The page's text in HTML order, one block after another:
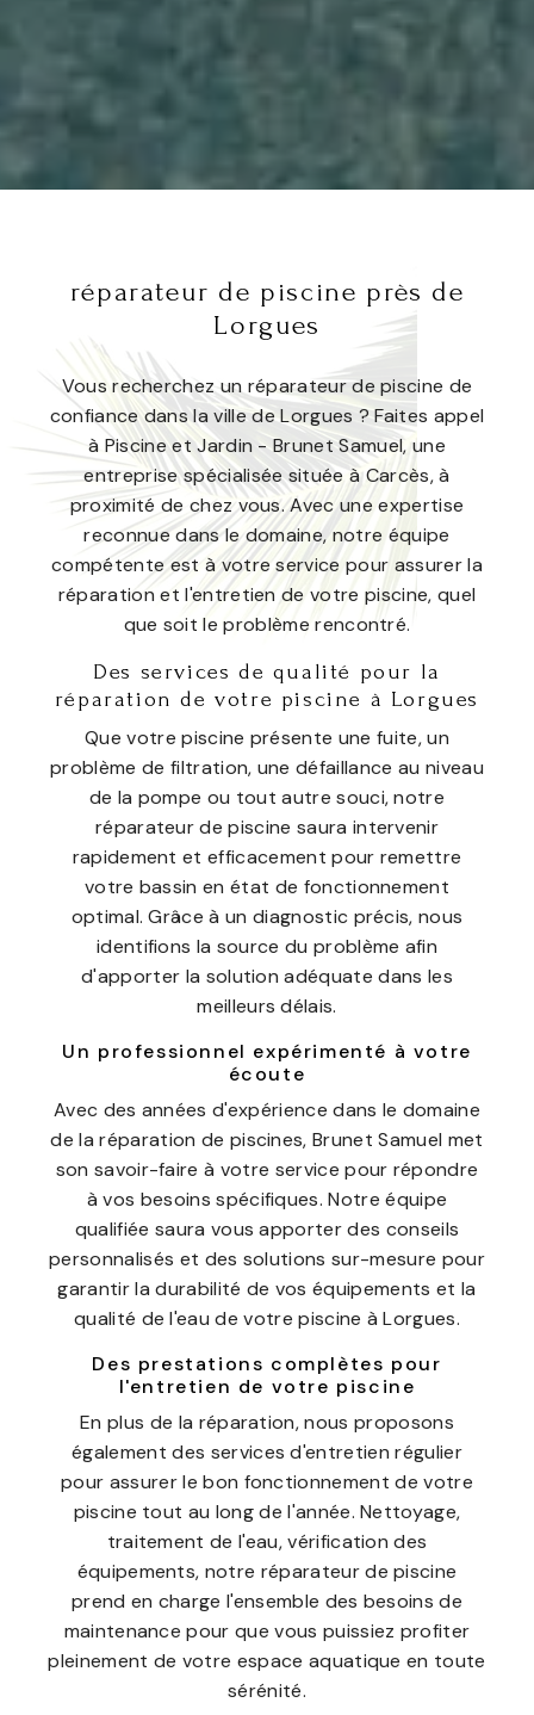
réparateur de piscine près de
Lorgues
Vous recherchez un réparateur de piscine de
confiance dans la ville de Lorgues ? Faites appel
à Piscine et Jardin - Brunet Samuel, une
entreprise spécialisée située à Carcès, à
proximité de chez vous. Avec une expertise
reconnue dans le domaine, notre équipe
compétente est à votre service pour assurer la
réparation et l'entretien de votre piscine, quel
que soit le problème rencontré.
Des services de qualité pour la
réparation de votre piscine à Lorgues
Que votre piscine présente une fuite, un
problème de filtration, une défaillance au niveau
de la pompe ou tout autre souci, notre
réparateur de piscine saura intervenir
rapidement et efficacement pour remettre
votre bassin en état de fonctionnement
optimal. Grâce à un diagnostic précis, nous
identifions la source du problème afin
d'apporter la solution adéquate dans les
meilleurs délais.
Un professionnel expérimenté à votre
écoute
Avec des années d'expérience dans le domaine
de la réparation de piscines, Brunet Samuel met
son savoir-faire à votre service pour répondre
à vos besoins spécifiques. Notre équipe
qualifiée saura vous apporter des conseils
personnalisés et des solutions sur-mesure pour
garantir la durabilité de vos équipements et la
qualité de l'eau de votre piscine à Lorgues.
Des prestations complètes pour
l'entretien de votre piscine
En plus de la réparation, nous proposons
également des services d'entretien régulier
pour assurer le bon fonctionnement de votre
piscine tout au long de l'année. Nettoyage,
traitement de l'eau, vérification des
équipements, notre réparateur de piscine
prend en charge l'ensemble des besoins de
maintenance pour que vous puissiez profiter
pleinement de votre espace aquatique en toute
sérénité.